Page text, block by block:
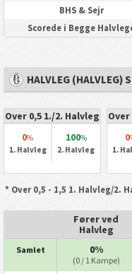
BHS & Sejr
Scorede i Begge
HALVLEG (HALVLEG)
Over 0,5 1./2. Halvleg
0%
1. Halvleg
100%
2. Halvleg
Over
0
1.
* Over 0,5 - 1,5 1. Halvleg/2.
Fører ved
Halvleg
Samlet 0%
(0 / 1 Kampe)